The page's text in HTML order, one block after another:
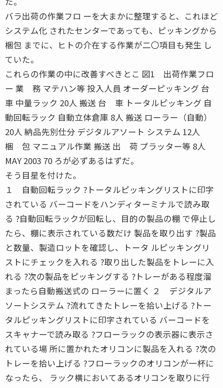
バラ出荷の作業フロ ーを大まかに整理すると、これほど
システム化 されたセンターであっても、ピッキングから
梱包 までに、ヒトの介在する作業が二〇項目も発生 し
ていた。
これらの作業の中に改善すべきとこ 図1 出荷作業フロ
ー 業 務 マテハン等 投入人員 オーダーピッキング 台
車 中量ラック 20人 搬送 台 車 トータルピッキング 自
動回転ラック 自動立体倉庫 8人 搬送 ローラー（自動）
20人 納品先別仕分 デジタルアソート システム 12人
梱 包 マニュアル作業 搬送 出 荷 プラッター等 8人
MAY 2003 70 ろが必ずあるはずだ。
そう目星を付けた。
１ 自動回転ラック ?トータルピッキングリストに印字
されている バーコードをハンディターミナルで読み取
る ?自動回転ラックが回転し、目的の製品の棚 で停止し
たら、棚に表示されている数だけ 製品を取り出す ?製品
と数量、製造ロットを確認し、トータ ルピッキングリ
ストにチェックを入れる ?取り出した製品をトレーに入
れる ?次の製品をピッキングする ?トレーがある程度溜
まったら自動搬送式の ローラーに置く ２ デジタルア
ソートシステム ?流れてきたトレーを拾い上げる ?トー
タルピッキングリストに印字されている バーコードを
スキャナーで読み取る ?フローラックの表示器に表示さ
れている場 所に置かれたオリコンに製品を入れる ?次の
トレーを拾い上げる ?フローラックのオリコンが一杯に
なったら、 ラック横においてあるオリコンを取りに行